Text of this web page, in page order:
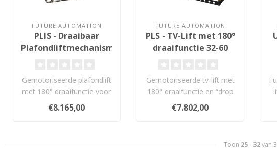
FUTURE AUTOMATION
PLIS - Draaibaar
Plafondliftmechanisme
Gemotoriseerde plafondlift
met 180° draaifunctie voor
tv’s van 32–60 inch. ..
€8.165,00
FUTURE AUTOMATION
PLS - TV-Lift met 180°
draaifunctie 32-60
Gemotoriseerde tv-lift met
180° draaifunctie en “drop
& roll” flapmechanism..
€7.802,00
Toon 25- 32van